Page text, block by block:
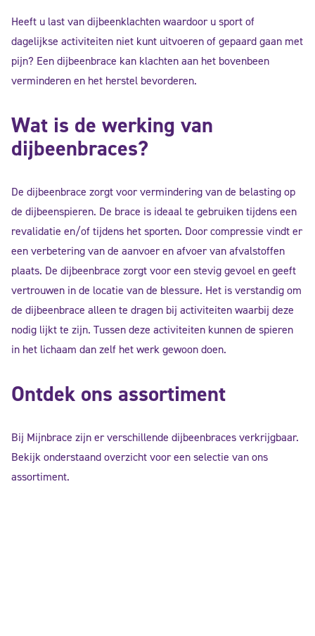
Heeft u last van dijbeenklachten waardoor u sport of
dagelijkse activiteiten niet kunt uitvoeren of gepaard gaan met
pijn? Een dijbeenbrace kan klachten aan het bovenbeen
verminderen en het herstel bevorderen.
Wat is de werking van
dijbeenbraces?
De dijbeenbrace zorgt voor vermindering van de belasting op
de dijbeenspieren. De brace is ideaal te gebruiken tijdens een
revalidatie en/of tijdens het sporten. Door compressie vindt er
een verbetering van de aanvoer en afvoer van afvalstoffen
plaats. De dijbeenbrace zorgt voor een stevig gevoel en geeft
vertrouwen in de locatie van de blessure. Het is verstandig om
de dijbeenbrace alleen te dragen bij activiteiten waarbij deze
nodig lijkt te zijn. Tussen deze activiteiten kunnen de spieren
in het lichaam dan zelf het werk gewoon doen.
Ontdek ons assortiment
Bij Mijnbrace zijn er verschillende dijbeenbraces verkrijgbaar.
Bekijk onderstaand overzicht voor een selectie van ons
assortiment.